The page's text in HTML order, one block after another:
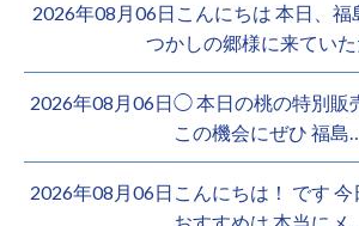
2026年08月06日こんにちは 本日、福
つかしの郷様に来てい
2026年08月06日◯ 本日の桃の特別販
この機会にぜひ 福島
2026年08月06日こんにちは！ です 今